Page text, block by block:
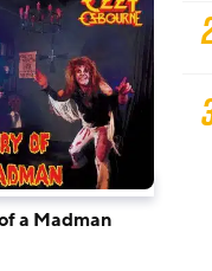
a Madman